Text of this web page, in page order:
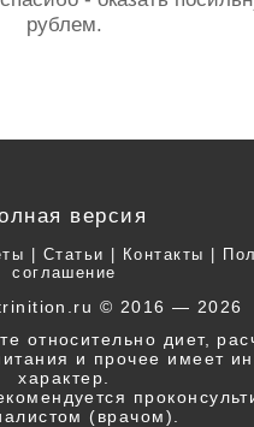
рублем.
версия
| Статьи | Контакты |
соглашение
© 2016 — 2026
относительно диет,
и прочее имеет
характер.
(врачом).